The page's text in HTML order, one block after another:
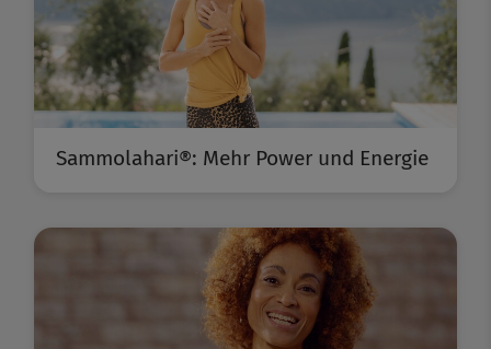
Sammolahari®: Mehr Power und Energie